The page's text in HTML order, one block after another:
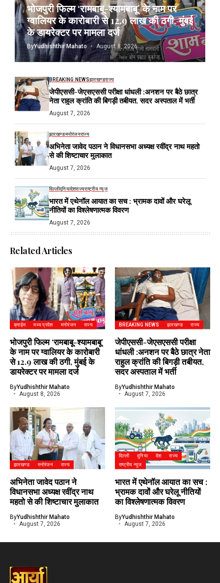
भोजपुरी फिल्म ‘रामबाबू-श्यामबाबू’ के नाम पर
ग्वालियर के कारोबारी से 12.9 लाख की ठगी, मुंबई
के डायरेक्टर पर मामला दर्ज
ByYudhishthir Mahato August 8, 2026
BREAKING NEWSझारखण्डराज्य
जेपीएससी-जेएसएससी परीक्षा धांधली :अनशन पर बैठे छात्र
नेता राहुल क्रांति की बिगड़ी तबीयत, सदर अस्पताल में भर्ती
August 7, 2026
झारखण्डमनोरंजनराज्य
अभिनेता जावेद पठान ने विधानसभा अध्यक्ष रवींद्र नाथ महतो
से की शिष्टाचार मुलाकात
August 7, 2026
दिल्लीदुनियादेशराज्यराष्ट्रीय न्यूज
भारत में एथेनॉल आयात का सच : भ्रामक दावों और घरेलू
नीतियों का विश्लेषणात्मक विवरण
August 7, 2026
Related Articles
क्राईम मध्य प्रदेश मनोरंजन राज्य
भोजपुरी फिल्म ‘रामबाबू-श्यामबाबू’
के नाम पर ग्वालियर के कारोबारी
से 12.9 लाख की ठगी, मुंबई के
डायरेक्टर पर मामला दर्ज
ByYudhishthir Mahato
August 8, 2026
BREAKING NEWS झारखण्ड राज्य
जेपीएससी-जेएसएससी परीक्षा
धांधली :अनशन पर बैठे छात्र नेता
राहुल क्रांति की बिगड़ी तबीयत,
सदर अस्पताल में भर्ती
ByYudhishthir Mahato
August 7, 2026
झारखण्ड मनोरंजन राज्य
अभिनेता जावेद पठान ने
विधानसभा अध्यक्ष रवींद्र नाथ
महतो से की शिष्टाचार मुलाकात
ByYudhishthir Mahato
August 7, 2026
दिल्ली दुनिया देश
राज्य
राष्ट्रीय न्यूज
भारत में एथेनॉल आयात का सच :
भ्रामक दावों और घरेलू नीतियों
का विश्लेषणात्मक विवरण
ByYudhishthir Mahato
August 7, 2026